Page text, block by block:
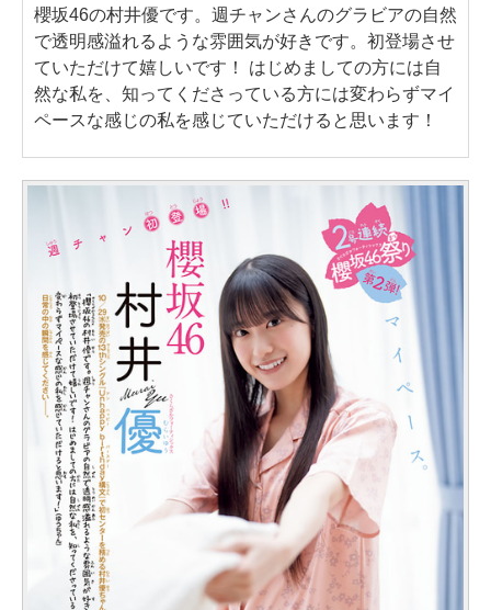
櫻坂46の村井優です。週チャンさんのグラビアの自然
で透明感溢れるような雰囲気が好きです。初登場させ
ていただけて嬉しいです！ はじめましての方には自
然な私を、知ってくださっている方には変わらずマイ
ペースな感じの私を感じていただけると思います！